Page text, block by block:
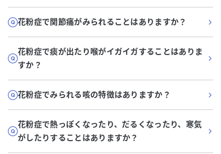
花粉症で関節痛がみられることはありますか？
花粉症で痰が出たり喉がイガイガすることはありま
すか？
花粉症でみられる咳の特徴はありますか？
花粉症で熱っぽくなったり、だるくなったり、寒気
がしたりすることはありますか？